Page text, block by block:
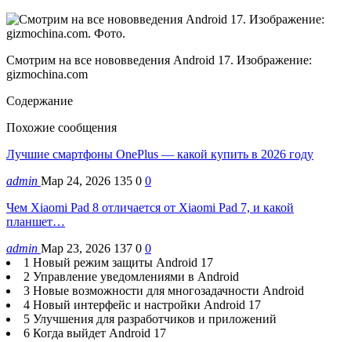
Смотрим на все нововведения Android 17. Изображение:
gizmochina.com
Содержание
Похожие сообщения
Лучшие смартфоны OnePlus — какой купить в 2026 году
admin Мар 24, 2026 135 0 0
Чем Xiaomi Pad 8 отличается от Xiaomi Pad 7, и какой
планшет…
admin Мар 23, 2026 137 0 0
1 Новый режим защиты Android 17
2 Управление уведомлениями в Android
3 Новые возможности для многозадачности Android
4 Новый интерфейс и настройки Android 17
5 Улучшения для разработчиков и приложений
6 Когда выйдет Android 17